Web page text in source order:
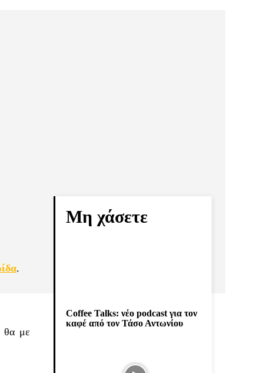
.
θα με
Μη χάσετε
Coffee Talks: νέο podcast για τον
καφέ από τον Τάσο Αντωνίου